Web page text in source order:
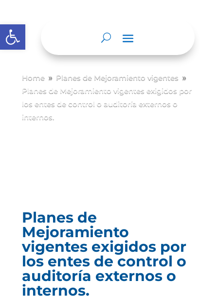
Abrir barra de herramientas
Home 9 Planes de Mejoramiento vigentes 9
Planes de Mejoramiento vigentes exigidos por
los entes de control o auditoría externos o
internos.
Planes de
Mejoramiento
vigentes exigidos por
los entes de control o
auditoría externos o
internos.